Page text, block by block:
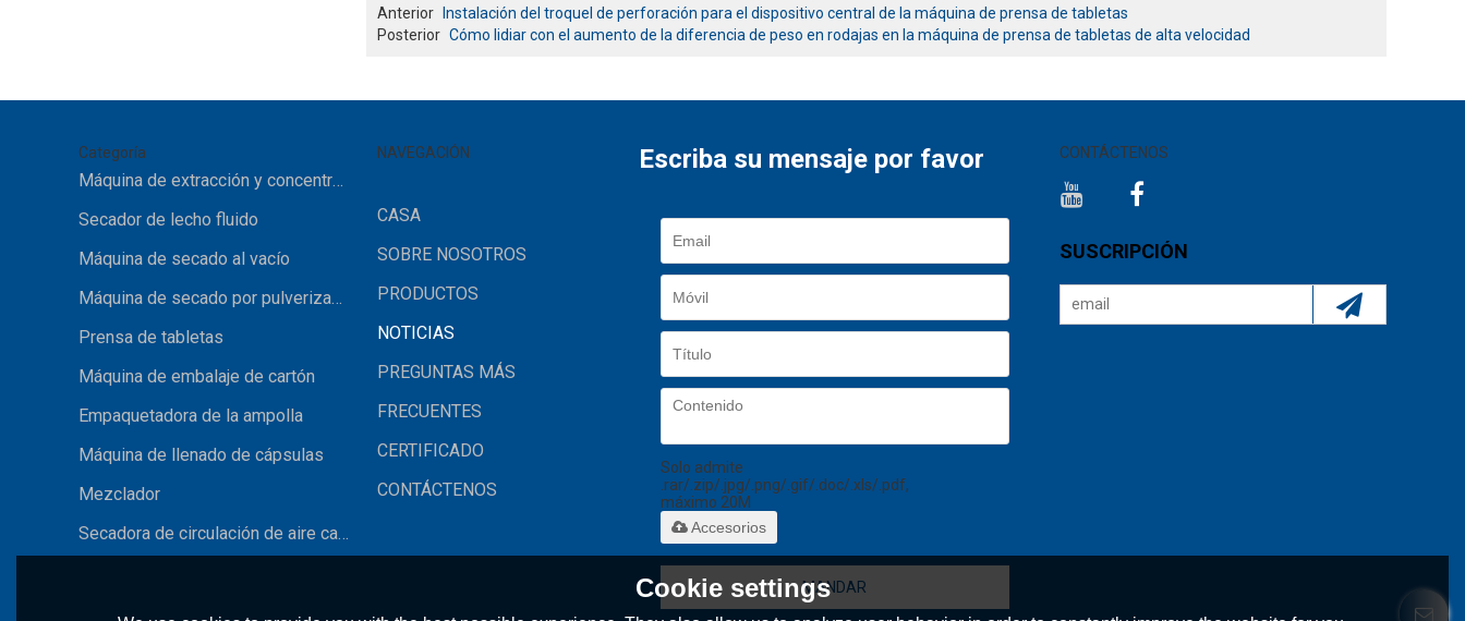
Anterior
Instalación del troquel de perforación para el dispositivo central de la máquina de prensa de tabletas
Posterior Cómo lidiar con el aumento de la diferencia de peso en rodajas en la máquina de prensa de tabletas de alta velocidad
Categoría
Máquina de extracción y concentración
Secador de lecho fluido
Máquina de secado al vacío
Máquina de secado por pulverización
Prensa de tabletas
Máquina de embalaje de cartón
Empaquetadora de la ampolla
Máquina de llenado de cápsulas
Mezclador
Secadora de circulación de aire caliente
NAVEGACIÓN
CASA
SOBRE NOSOTROS
PRODUCTOS
NOTICIAS
PREGUNTAS MÁS
FRECUENTES
CERTIFICADO
CONTÁCTENOS
Escriba su mensaje por favor
Solo admite
.rar/.zip/.jpg/.png/.gif/.doc/.xls/.pdf,
máximo 20M
Accesorios
MANDAR
CONTÁCTENOS
SUSCRIPCIÓN
Cookie settings